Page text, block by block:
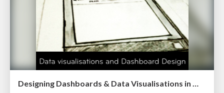
Designing Dashboards & Data Visualisations in Web Apps